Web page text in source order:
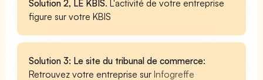
Solution 2, LE KBIS. L'activité de votre entreprise
figure sur votre KBIS
Solution 3: Le site du tribunal de commerce:
Retrouvez votre entreprise surInfogreffe